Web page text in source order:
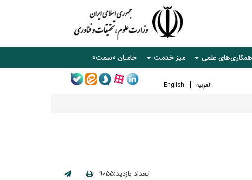
همکاری‌های علمی میز خدمت حامیان «سمت»
العربیه English
تعداد بازدید:۹۰۵۵